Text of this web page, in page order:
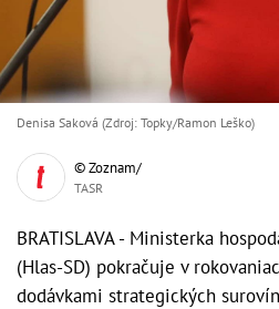
Denisa Saková (Zdroj: Topky/Ramon Leško)
© Zoznam/
TASR
BRATISLAVA - Ministerka
(Hlas-SD) pokračuje v
dodávkami strategických